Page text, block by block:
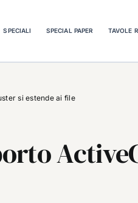
SPECIALI SPECIAL PAPER TAVOLE
si estende ai file